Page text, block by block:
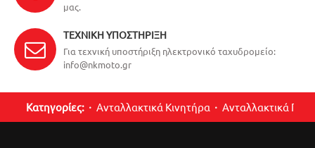
μας.
ΤΕΧΝΙΚΉ ΥΠΟΣΤΉΡΙΞΗ
Για τεχνική υποστήριξη ηλεκτρονικό ταχυδρομείο:
info@nkmoto.gr
Κατηγορίες: Ανταλλακτικά Κινητήρα Ανταλλακτικά